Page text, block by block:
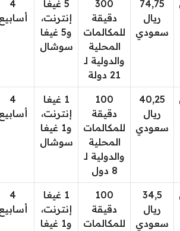
74,75
ريال
سعودي
300
دقيقة
للمكالمات
المحلية
والدولية لـ
21 دولة
5 غيغا
إنترنت،
و5 غيغا
سوشال
4
40,25
ريال
سعودي
100
دقيقة
للمكالمات
المحلية
والدولية لـ
8 دول
1 غيغا
إنترنت،
و1 غيغا
سوشال
4
34,5
ريال
سعودي
100
دقيقة
للمكالمات
1 غيغا
إنترنت،
و1 غيغا
4